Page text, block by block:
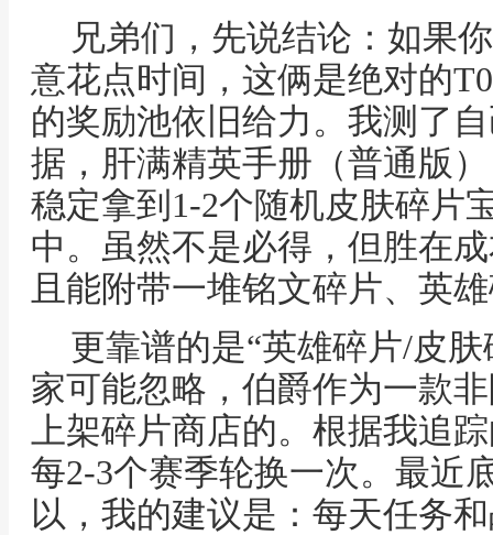
兄弟们，先说结论：如果
意花点时间，这俩是绝对的
的奖励池依旧给力。我测了
据，肝满精英手册（普通版
稳定拿到1-2个随机皮肤碎片
中。虽然不是必得，但胜在
且能附带一堆铭文碎片、英
更靠谱的是“英雄碎片/皮
家可能忽略，伯爵作为一款
上架碎片商店的。根据我追
每2-3个赛季轮换一次。最近
以，我的建议是：每天任务